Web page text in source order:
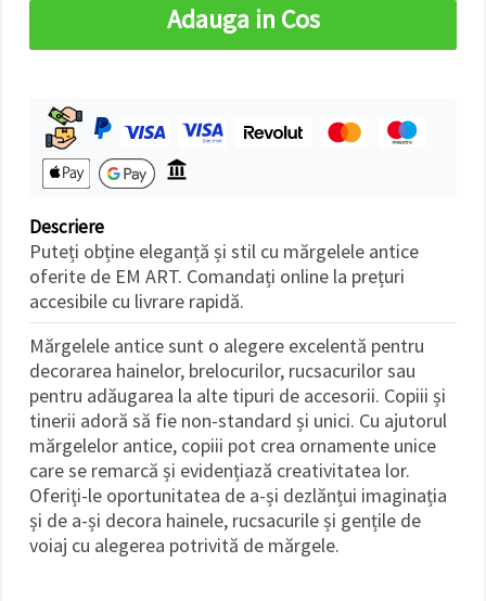
Adauga in Cos
Descriere
Puteți obține eleganță și stil cu mărgelele antice
oferite de EM ART. Comandați online la prețuri
accesibile cu livrare rapidă.
Mărgelele antice sunt o alegere excelentă pentru
decorarea hainelor, brelocurilor, rucsacurilor sau
pentru adăugarea la alte tipuri de accesorii. Copiii și
tinerii adoră să fie non-standard și unici. Cu ajutorul
mărgelelor antice, copiii pot crea ornamente unice
care se remarcă și evidențiază creativitatea lor.
Oferiți-le oportunitatea de a-și dezlănțui imaginația
și de a-și decora hainele, rucsacurile și gențile de
voiaj cu alegerea potrivită de mărgele.